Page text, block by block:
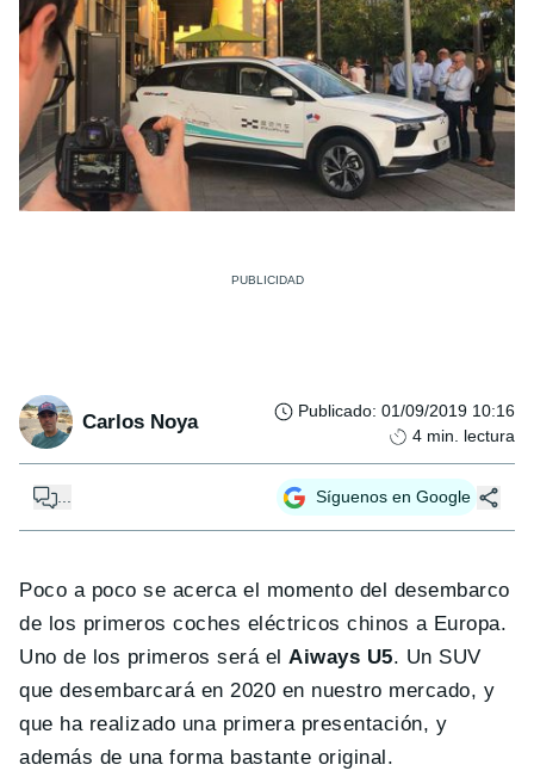
Carlos Noya Publicado: 01/09/2019 10:16
4 min. lectura
... Síguenos en Google
Poco a poco se acerca el momento del desembarco
de los primeros coches eléctricos chinos a Europa.
Uno de los primeros será elAiways U5. Un SUV
que desembarcará en 2020 en nuestro mercado, y
que ha realizado una primera presentación, y
además de una forma bastante original.